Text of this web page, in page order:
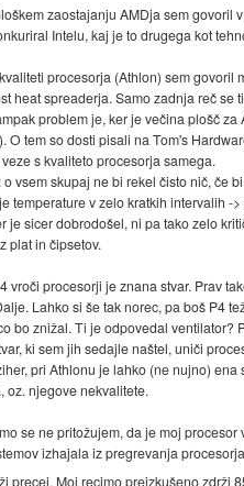
zaostajanju AMDja sem govoril
Intelu, kaj je to drugega kot
procesorja (Athlon) sem govoril
heat spreaderja. Samo zadnja reč
problem je, ker je večina plošč
O tem so dosti pisali na Tom's
s kvaliteto procesorja samega.
o vsem skupaj ne bi rekel čisto nič, če
temperature v zelo kratkih intervalih -
je sicer dobrodošel, ni pa tako zelo
plat in čipsetov.
vroči procesorji je znana stvar. Prav
Lahko si še tak norec, pa boš P4
bo znižal. Ti je odpovedal ventilator?
ki sem jih sedajle naštel, uniči
pri Athlonu je lahko (ne nujno)
oz. njegove nekvalitete.
se ne pritožujem, da je moj
izhajala iz pregrevanja
precej. Moj recimo preizkušeno zdrži